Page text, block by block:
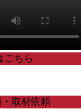
こちら
取材依頼